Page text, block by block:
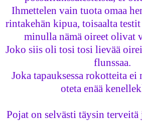
Ihmettelen vain tuota omaa
rintakehän kipua, toisaalta
minulla nämä oireet olivat
Joko siis oli tosi tosi lievää
flunssaa.
Joka tapauksessa rokotteita ei
oteta enää
Pojat on selvästi täysin